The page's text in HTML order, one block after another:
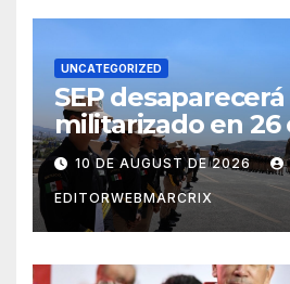
UNCATEGORIZED
SEP
militarizado en 26
10 DE AUGUST DE 2026
EDITORWEBMARCRIX